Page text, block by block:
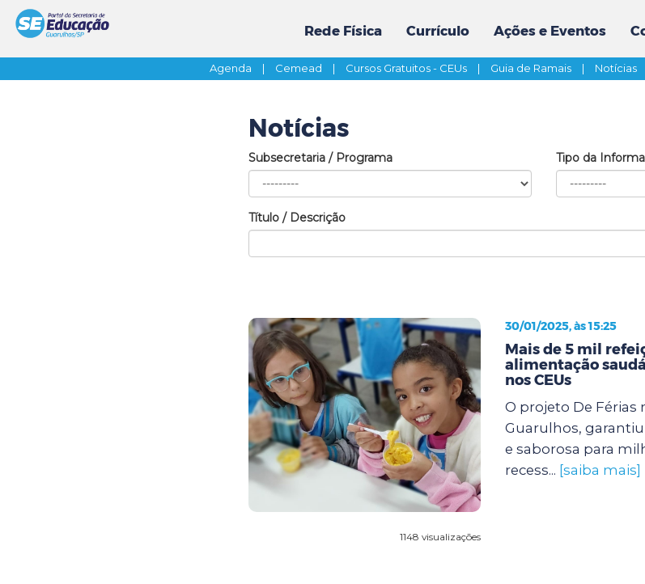
Rede Física Currículo Ações e Eventos
Agenda | Cemead | Cursos Gratuitos - CEUs | Guia de Ramais | Notícias
Notícias
Subsecretaria / Programa Tipo da
Título / Descrição
1148 visualizações
30/01/2025, às 15:25
Mais de 5 mil
alimentação
nos CEUs
O projeto De Férias
Guarulhos,
e saborosa para
recess... [saiba mais]